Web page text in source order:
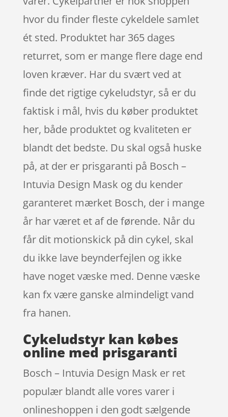
hvor du finder fleste cykeldele samlet
ét sted. Produktet har 365 dages
returret, som er mange flere dage end
loven kræver. Har du svært ved at
finde det rigtige cykeludstyr, så er du
faktisk i mål, hvis du køber produktet
her, både produktet og kvaliteten er
blandt det bedste. Du skal også huske
på, at der er prisgaranti på Bosch –
Intuvia Design Mask og du kender
garanteret mærket Bosch, der i mange
år har været et af de førende. Når du
får dit motionskick på din cykel, skal
du ikke lave beynderfejlen og ikke
have noget væske med. Denne væske
kan fx være ganske almindeligt vand
fra hanen.
Cykeludstyr kan købes
online med prisgaranti
Bosch – Intuvia Design Mask er ret
populær blandt alle vores varer i
onlineshoppen i den godt sælgende